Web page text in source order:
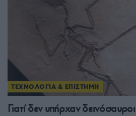
ΤΕΧΝΟΛΟΓΙΑ & ΕΠΙΣΤΗΜΗ
Γιατί δεν υπήρχαν